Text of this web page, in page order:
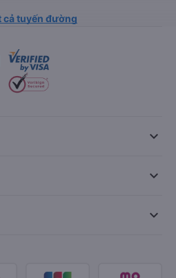
cả tuyến đường
keyboard_arrow_down
keyboard_arrow_down
keyboard_arrow_down